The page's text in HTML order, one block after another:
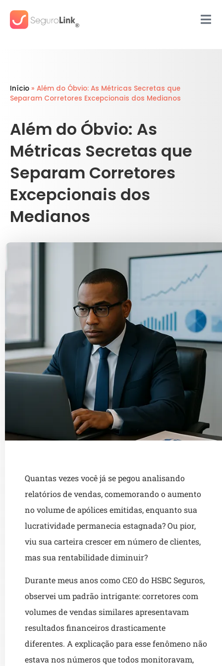
Início » Além do Óbvio: As Métricas Secretas que
Separam Corretores Excepcionais dos Medianos
Além do Óbvio: As
Métricas Secretas que
Separam Corretores
Excepcionais dos
Medianos
Quantas vezes você já se pegou analisando
relatórios de vendas, comemorando o aumento
no volume de apólices emitidas, enquanto sua
lucratividade permanecia estagnada? Ou pior,
viu sua carteira crescer em número de clientes,
mas sua rentabilidade diminuir?
Durante meus anos como CEO do HSBC Seguros,
observei um padrão intrigante: corretores com
volumes de vendas similares apresentavam
resultados financeiros drasticamente
diferentes. A explicação para esse fenômeno não
estava nos números que todos monitoravam,